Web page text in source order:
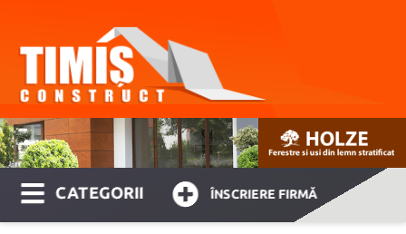
CATEGORII ÎNSCRIERE FIRMĂ